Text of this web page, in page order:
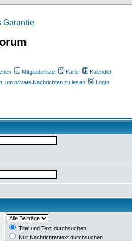
Mitgliederliste Karte
Kalender
um private Nachrichten zu lesen Login
Titel und Text durchsuchen
Nur Nachrichtentext durchsuchen